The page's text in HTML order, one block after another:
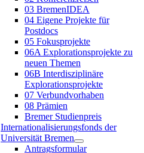
03 BremenIDEA
04 Eigene Projekte für
Postdocs
05 Fokusprojekte
06A Explorationsprojekte zu
neuen Themen
06B Interdisziplinäre
Explorationsprojekte
07 Verbundvorhaben
08 Prämien
Bremer Studienpreis
Internationalisierungsfonds der
Universität Bremen
Antragsformular